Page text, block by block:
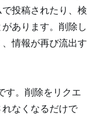
投稿されたり、検
あります。削除し
情報が再び流出す
す。削除をリクエ
なくなるだけで